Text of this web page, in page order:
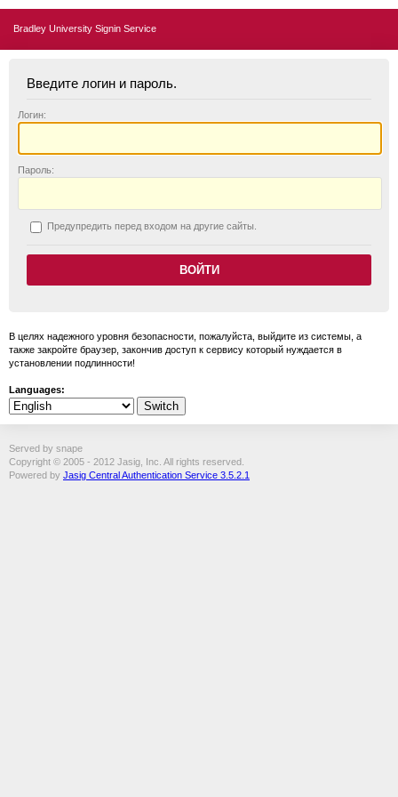
Bradley University Signin Service
Введите логин и пароль.
Логин:
Пароль:
Предупредить перед входом на другие сайты.
В целях надежного уровня безопасности, пожалуйста, выйдите из системы, а
также закройте браузер, закончив доступ к сервису который нуждается в
установлении подлинности!
Languages:
Served by snape
Copyright © 2005 - 2012 Jasig, Inc. All rights reserved.
Powered by Jasig Central Authentication Service 3.5.2.1